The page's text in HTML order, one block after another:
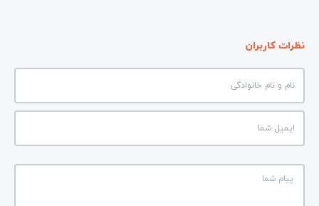
نظرات کاربران